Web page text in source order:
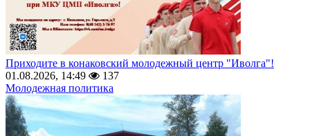
Приходите в конаковский молодежный центр "Иволга"!
01.08.2026, 14:49
137
Молодежная политика